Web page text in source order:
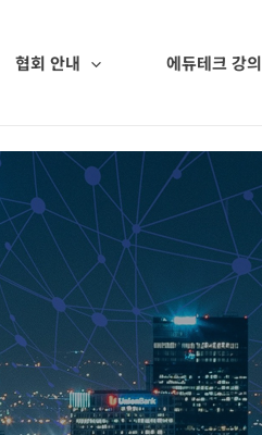
협회 안내 에듀테크 강의